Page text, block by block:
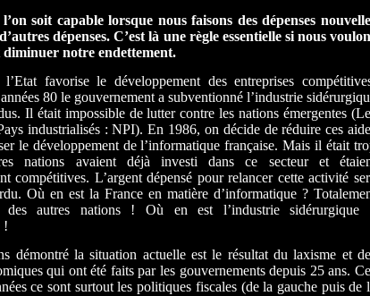
soit capable lorsque nous faisons des dépenses
dépenses. C’est là une règle essentielle si nous
diminuer notre endettement.
favorise le développement des entreprises
80 le gouvernement a subventionné l’industrie
Il était impossible de lutter contre les nations émergentes
industrialisés : NPI). En 1986, on décide de réduire ces
le développement de l’informatique française. Mais il était
nations avaient déjà investi dans ce secteur et
compétitives. L’argent dépensé pour relancer cette activité
Où en est la France en matière d’informatique ?
des autres nations ! Où en est l’industrie sidérurgique
!
démontré la situation actuelle est le résultat du laxisme et
qui ont été faits par les gouvernements depuis 25 ans.
ce sont surtout les politiques fiscales (de la gauche puis de